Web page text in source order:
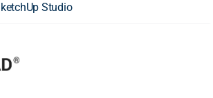
Studio